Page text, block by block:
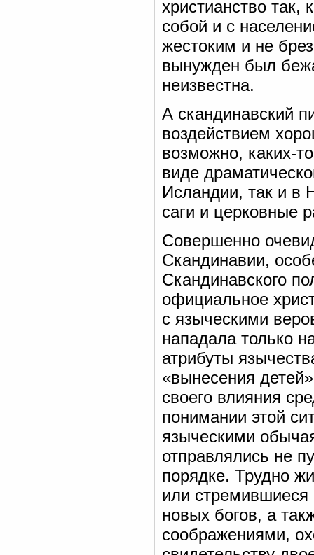
христианство так,
собой и с
жестоким и не
вынужден был
неизвестна.
А скандинавский
воздействием
возможно, каких-
виде
Исландии, так и в
саги и церковные
Совершенно
Скандинавии,
Скандинавского
официальное
с языческими
нападала только
атрибуты
«вынесения
своего влияния
понимании этой
языческими
отправлялись не
порядке. Трудно
или стремившиеся
новых богов, а
соображениями,